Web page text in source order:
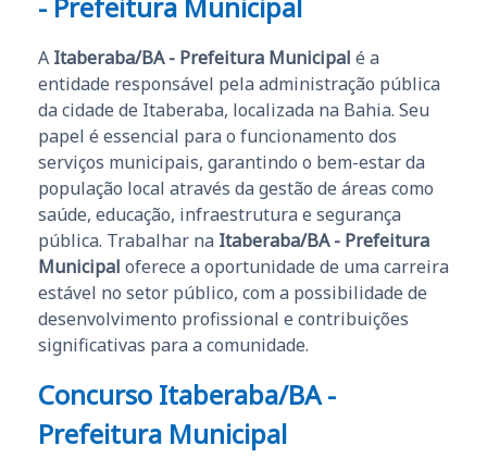
A Itaberaba/BA - Prefeitura Municipal é a
entidade responsável pela administração pública
da cidade de Itaberaba, localizada na Bahia. Seu
papel é essencial para o funcionamento dos
serviços municipais, garantindo o bem-estar da
população local através da gestão de áreas como
saúde, educação, infraestrutura e segurança
pública. Trabalhar na Itaberaba/BA - Prefeitura
Municipal oferece a oportunidade de uma carreira
estável no setor público, com a possibilidade de
desenvolvimento profissional e contribuições
significativas para a comunidade.
Concurso Itaberaba/BA -
Prefeitura Municipal